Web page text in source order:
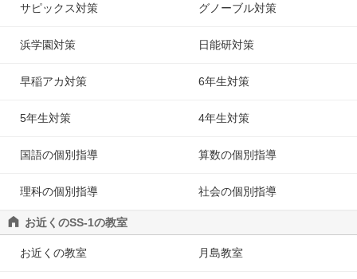
サピックス対策 グノーブル対策
浜学園対策 日能研対策
早稲アカ対策 6年生対策
5年生対策 4年生対策
国語の個別指導 算数の個別指導
理科の個別指導 社会の個別指導
お近くのSS-1の教室
お近くの教室 月島教室